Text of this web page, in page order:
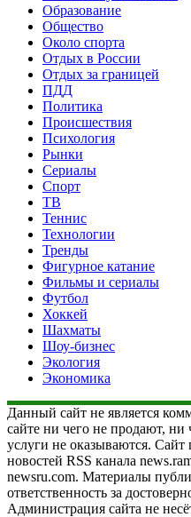
Образование
Общество
Около спорта
Отдых в России
Отдых за границей
ПДД
Политика
Происшествия
Психология
Рынки
Сериалы
Спорт
ТВ
Теннис
Технологии
Тренды
Фигурное катание
Фильмы и сериалы
Футбол
Хоккей
Шахматы
Шоу-бизнес
Экология
Экономика
Данный сайт не является
сайте ни чего не продают,
услуги не оказываются. Сайт
новостей RSS канала
newsru.com. Материалы
ответственность за
Администрация сайта не